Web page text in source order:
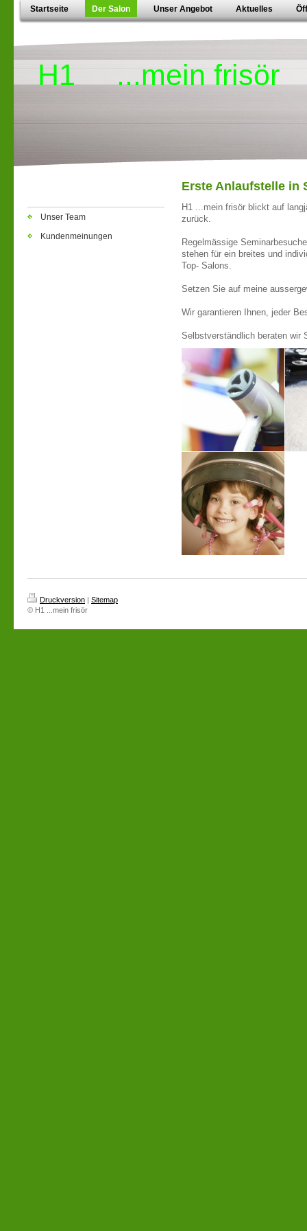
Startseite Der Salon Unser Angebot Aktuelles
H1 ...mein frisör
Unser Team
Kundenmeinungen
Erste Anlaufstelle in
H1 ...mein frisör blickt auf
zurück.
Regelmässige
stehen für ein breites und
Top- Salons.
Setzen Sie auf meine
Wir garantieren Ihnen, jeder
Selbstverständlich beraten wir
Druckversion | Sitemap
© H1 ...mein frisör